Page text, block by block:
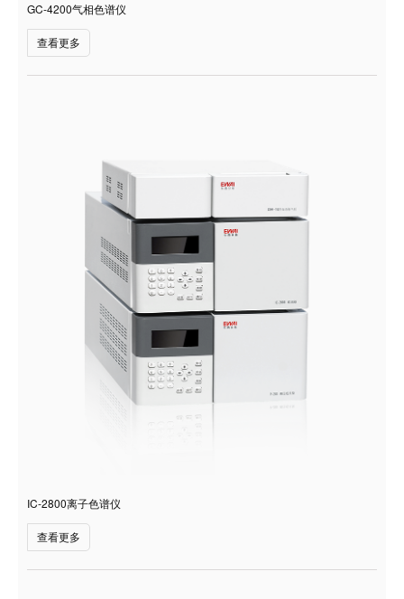
GC-4200气相色谱仪
查看更多
IC-2800离子色谱仪
查看更多